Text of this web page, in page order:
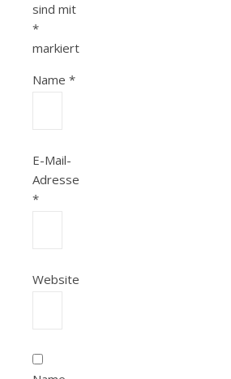
sind mit
*
markiert
Name *
E-Mail-
Adresse
*
Website